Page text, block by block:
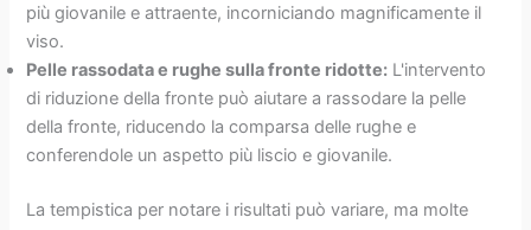
più giovanile e attraente, incorniciando magnificamente il
viso.
Pelle rassodata e rughe sulla fronte ridotte: L'intervento
di riduzione della fronte può aiutare a rassodare la pelle
della fronte, riducendo la comparsa delle rughe e
conferendole un aspetto più liscio e giovanile.
La tempistica per notare i risultati può variare, ma molte